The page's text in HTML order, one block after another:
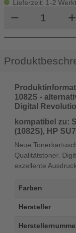
Lieferzeit: 1-2
remove Produktadd
1082S -
Digital
kompatibel zu:
(1082S), HP
Neue
Qualitätstoner.
exzellente
Farben
Hersteller